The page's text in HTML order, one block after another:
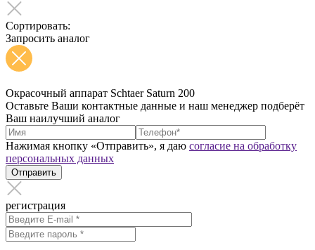
Сортировать:
Запросить аналог
Окрасочный аппарат Schtaer Saturn 200
Оставьте Ваши контактные данные и наш менеджер подберёт
Ваш наилучший аналог
Нажимая кнопку «Отправить», я даю согласие на обработку
персональных данных
Отправить
регистрация